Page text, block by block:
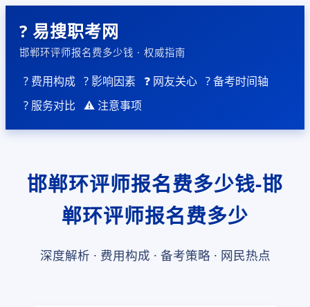
? 易搜职考网
邯郸环评师报名费多少钱 · 权威指南
? 费用构成 ? 影响因素 ❓ 网友关心 ? 备考时间轴
? 服务对比 ⚠️ 注意事项
邯郸环评师报名费多少钱-邯
郸环评师报名费多少
深度解析 · 费用构成 · 备考策略 · 网民热点